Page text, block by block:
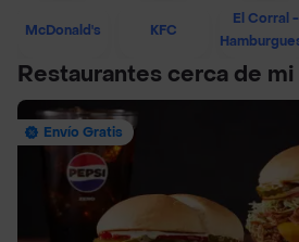
McDonald's KFC
El Corral -
Restaurantes cerca de
Envío Gratis